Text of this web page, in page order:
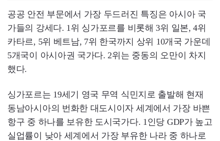
공공 안전 부문에서 가장 두드러진 특징은 아시아 국
가들의 강세다. 1위 싱가포르를 비롯해 3위 일본, 4위
카타르, 5위 베트남, 7위 한국까지 상위 10개국 가운데
5개국이 아시아권 국가다. 2위는 중동의 오만이 차지
했다.
싱가포르는 19세기 영국 무역 식민지로 출발해 현재
동남아시아의 번화한 대도시이자 세계에서 가장 바쁜
항구 중 하나를 보유한 도시국가다. 1인당 GDP가 높고
실업률이 낮아 세계에서 가장 부유한 나라 중 하나로